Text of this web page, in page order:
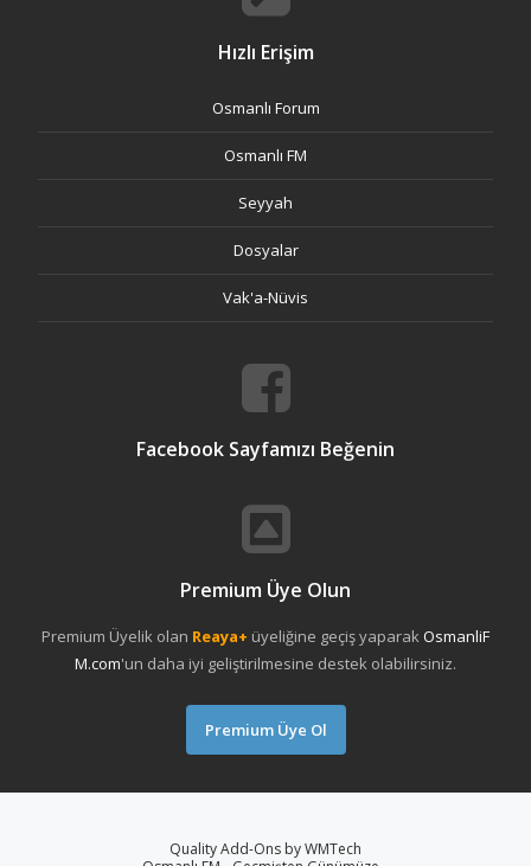
Hızlı Erişim
Osmanlı Forum
Osmanlı FM
Seyyah
Dosyalar
Vak'a-Nüvis
Facebook Sayfamızı Beğenin
Premium Üye Olun
Premium Üyelik olan Reaya+ üyeliğine geçiş yaparakOsmanliF
M.com'un daha iyi geliştirilmesine destek olabilirsiniz.
Premium Üye Ol
Quality Add-Ons by WMTech